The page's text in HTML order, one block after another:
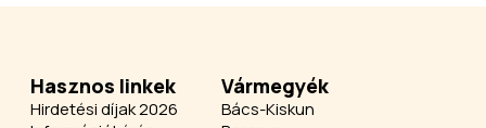
Hasznos linkek
Hirdetési díjak 2026
Vármegyék
Bács-Kiskun